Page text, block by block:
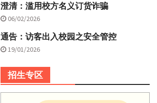
澄清：滥用校方名义订货诈骗
06/02/2026
通告：访客出入校园之安全管控
19/01/2026
招生专区